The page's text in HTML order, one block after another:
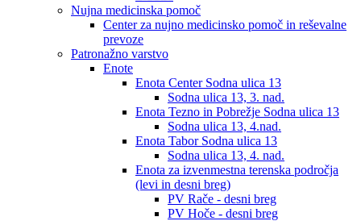
Nujna medicinska pomoč
Center za nujno medicinsko pomoč in reševalne
prevoze
Patronažno varstvo
Enote
Enota Center Sodna ulica 13
Sodna ulica 13, 3. nad.
Enota Tezno in Pobrežje Sodna ulica 13
Sodna ulica 13, 4.nad.
Enota Tabor Sodna ulica 13
Sodna ulica 13, 4. nad.
Enota za izvenmestna terenska področja
(levi in desni breg)
PV Rače - desni breg
PV Hoče - desni breg